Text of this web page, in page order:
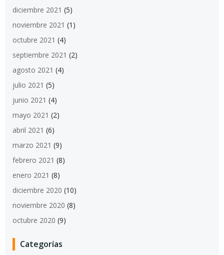
diciembre 2021 (5)
noviembre 2021 (1)
octubre 2021 (4)
septiembre 2021 (2)
agosto 2021 (4)
julio 2021 (5)
junio 2021 (4)
mayo 2021 (2)
abril 2021 (6)
marzo 2021 (9)
febrero 2021 (8)
enero 2021 (8)
diciembre 2020 (10)
noviembre 2020 (8)
octubre 2020 (9)
Categorías